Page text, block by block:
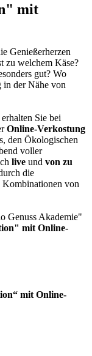
mit
Genießerherzen
zu welchem Käse?
gut? Wo
in der Nähe von
Sie bei
Online-Verkostung
den Ökologischen
voller
live und von zu
die
von
Genuss Akademie"
mit Online-
mit Online-